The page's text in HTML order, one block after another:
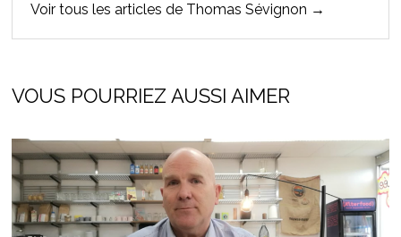
Voir tous les articles de Thomas Sévignon →
VOUS POURRIEZ AUSSI AIMER